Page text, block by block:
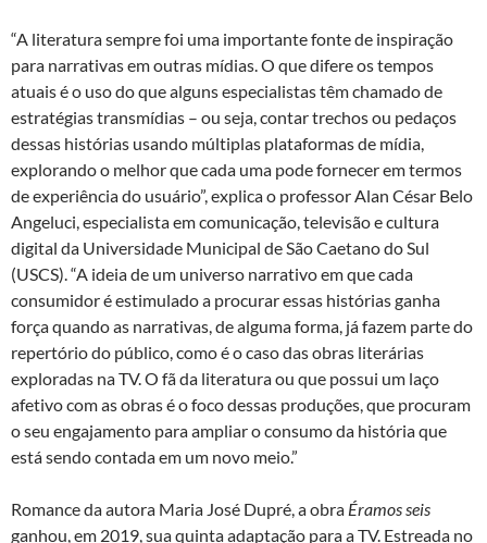
“A literatura sempre foi uma importante fonte de inspiração
para narrativas em outras mídias. O que difere os tempos
atuais é o uso do que alguns especialistas têm chamado de
estratégias transmídias – ou seja, contar trechos ou pedaços
dessas histórias usando múltiplas plataformas de mídia,
explorando o melhor que cada uma pode fornecer em termos
de experiência do usuário”, explica o professor Alan César Belo
Angeluci, especialista em comunicação, televisão e cultura
digital da Universidade Municipal de São Caetano do Sul
(USCS). “A ideia de um universo narrativo em que cada
consumidor é estimulado a procurar essas histórias ganha
força quando as narrativas, de alguma forma, já fazem parte do
repertório do público, como é o caso das obras literárias
exploradas na TV. O fã da literatura ou que possui um laço
afetivo com as obras é o foco dessas produções, que procuram
o seu engajamento para ampliar o consumo da história que
está sendo contada em um novo meio.”
Romance da autora Maria José Dupré, a obra Éramos seis
ganhou, em 2019, sua quinta adaptação para a TV. Estreada no